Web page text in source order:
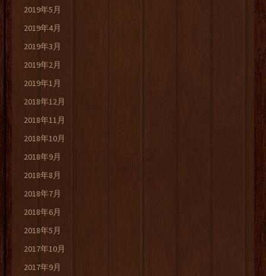
2019年5月
2019年4月
2019年3月
2019年2月
2019年1月
2018年12月
2018年11月
2018年10月
2018年9月
2018年8月
2018年7月
2018年6月
2018年5月
2017年10月
2017年9月